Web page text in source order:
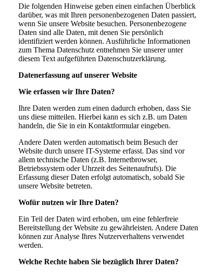
Die folgenden Hinweise geben einen einfachen Überblick
darüber, was mit Ihren personenbezogenen Daten passiert,
wenn Sie unsere Website besuchen. Personenbezogene
Daten sind alle Daten, mit denen Sie persönlich
identifiziert werden können. Ausführliche Informationen
zum Thema Datenschutz entnehmen Sie unserer unter
diesem Text aufgeführten Datenschutzerklärung.
Datenerfassung auf unserer Website
Wie erfassen wir Ihre Daten?
Ihre Daten werden zum einen dadurch erhoben, dass Sie
uns diese mitteilen. Hierbei kann es sich z.B. um Daten
handeln, die Sie in ein Kontaktformular eingeben.
Andere Daten werden automatisch beim Besuch der
Website durch unsere IT-Systeme erfasst. Das sind vor
allem technische Daten (z.B. Internetbrowser,
Betriebssystem oder Uhrzeit des Seitenaufrufs). Die
Erfassung dieser Daten erfolgt automatisch, sobald Sie
unsere Website betreten.
Wofür nutzen wir Ihre Daten?
Ein Teil der Daten wird erhoben, um eine fehlerfreie
Bereitstellung der Website zu gewährleisten. Andere Daten
können zur Analyse Ihres Nutzerverhaltens verwendet
werden.
Welche Rechte haben Sie bezüglich Ihrer Daten?